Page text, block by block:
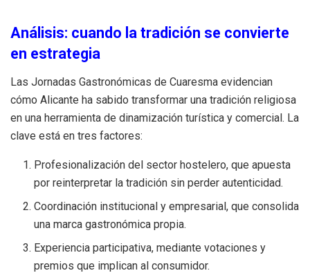
Análisis: cuando la tradición se convierte
en estrategia
Las Jornadas Gastronómicas de Cuaresma evidencian
cómo Alicante ha sabido transformar una tradición religiosa
en una herramienta de dinamización turística y comercial. La
clave está en tres factores:
Profesionalización del sector hostelero, que apuesta
por reinterpretar la tradición sin perder autenticidad.
Coordinación institucional y empresarial, que consolida
una marca gastronómica propia.
Experiencia participativa, mediante votaciones y
premios que implican al consumidor.